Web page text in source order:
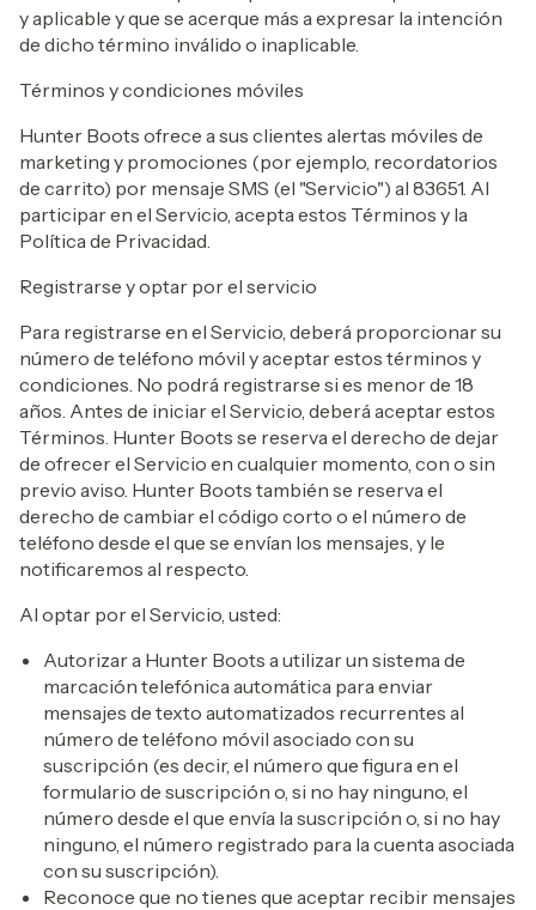
y aplicable y que se acerque más a expresar la intención
de dicho término inválido o inaplicable.
Términos y condiciones móviles
Hunter Boots ofrece a sus clientes alertas móviles de
marketing y promociones (por ejemplo, recordatorios
de carrito) por mensaje SMS (el "Servicio") al 83651. Al
participar en el Servicio, acepta estos Términos y la
Política de Privacidad.
Registrarse y optar por el servicio
Para registrarse en el Servicio, deberá proporcionar su
número de teléfono móvil y aceptar estos términos y
condiciones. No podrá registrarse si es menor de 18
años. Antes de iniciar el Servicio, deberá aceptar estos
Términos. Hunter Boots se reserva el derecho de dejar
de ofrecer el Servicio en cualquier momento, con o sin
previo aviso. Hunter Boots también se reserva el
derecho de cambiar el código corto o el número de
teléfono desde el que se envían los mensajes, y le
notificaremos al respecto.
Al optar por el Servicio, usted:
Autorizar a Hunter Boots a utilizar un sistema de
marcación telefónica automática para enviar
mensajes de texto automatizados recurrentes al
número de teléfono móvil asociado con su
suscripción (es decir, el número que figura en el
formulario de suscripción o, si no hay ninguno, el
número desde el que envía la suscripción o, si no hay
ninguno, el número registrado para la cuenta asociada
con su suscripción).
Reconoce que no tienes que aceptar recibir mensajes